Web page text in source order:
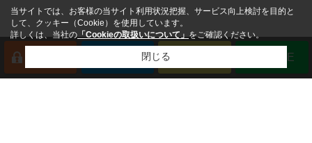
来店予約 LINE
当サイトでは、お客様の当サイト利用状況把握、サービス向上検討を目的と
して、クッキー（Cookie）を使用しています。
詳しくは、当社の「Cookieの取扱いについて」をご確認ください。
閉じる